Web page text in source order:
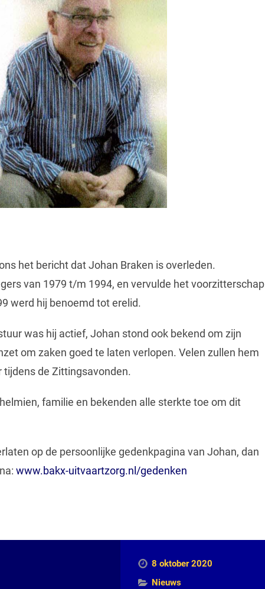
het bericht dat Johan Braken is overleden.
van 1979 t/m 1994, en vervulde het voorzitterschap
werd hij benoemd tot erelid.
was hij actief, Johan stond ook bekend om zijn
om zaken goed te laten verlopen. Velen zullen hem
de Zittingsavonden.
familie en bekenden alle sterkte toe om dit
op de persoonlijke gedenkpagina van Johan, dan
www.bakx-uitvaartzorg.nl/gedenken
8 oktober 2020
Nieuws